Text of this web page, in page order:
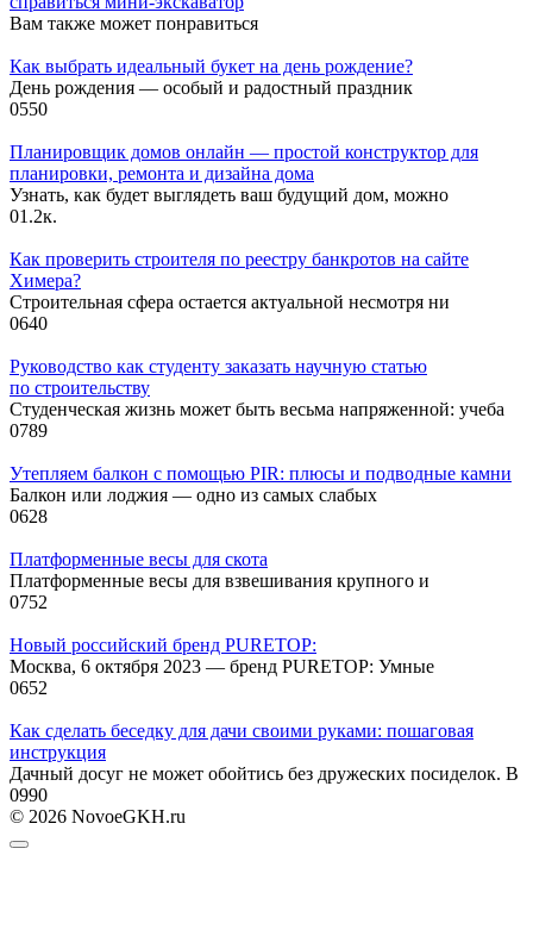
Вам также может понравиться
Как выбрать идеальный букет на день рождение?
День рождения — особый и радостный праздник
0550
Планировщик домов онлайн — простой конструктор для
планировки, ремонта и дизайна дома
Узнать, как будет выглядеть ваш будущий дом, можно
01.2к.
Как проверить строителя по реестру банкротов на сайте
Химера?
Строительная сфера остается актуальной несмотря ни
0640
Руководство как студенту заказать научную статью
по строительству
Студенческая жизнь может быть весьма напряженной: учеба
0789
Утепляем балкон с помощью PIR: плюсы и подводные камни
Балкон или лоджия — одно из самых слабых
0628
Платформенные весы для скота
Платформенные весы для взвешивания крупного и
0752
Новый российский бренд PURETOP:
Москва, 6 октября 2023 — бренд PURETOP: Умные
0652
Как сделать беседку для дачи своими руками: пошаговая
инструкция
Дачный досуг не может обойтись без дружеских посиделок. В
0990
© 2026 NovoeGKH.ru